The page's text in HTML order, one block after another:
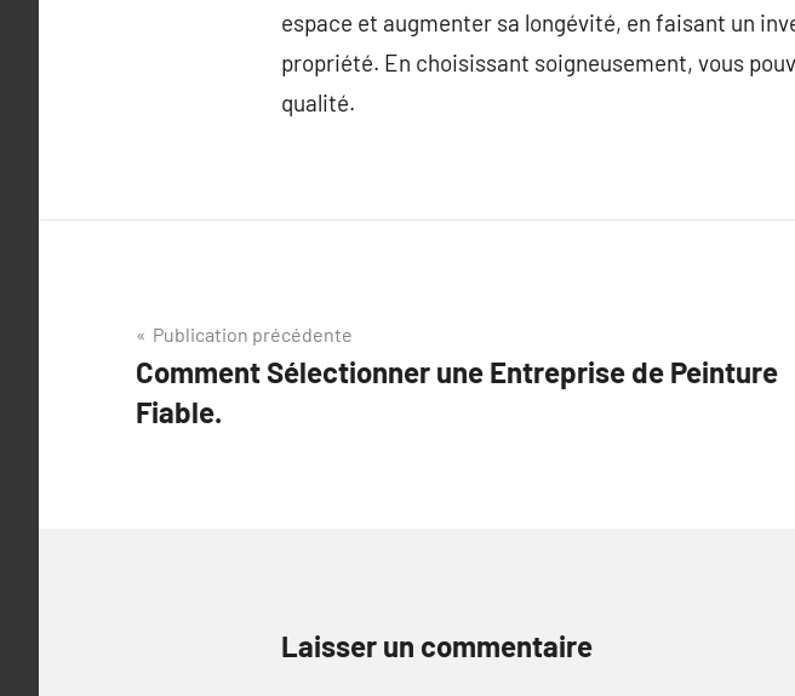
espace et augmenter sa longévité, en faisant un
propriété. En choisissant soigneusement, vous
qualité.
Navigation
de
l’article
Publication précédente
Comment Sélectionner une Entreprise de Peinture
Fiable.
Laisser un commentaire